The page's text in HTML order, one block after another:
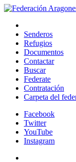
Senderos
Refugios
Documentos
Contactar
Buscar
Federate
Contratación
Carpeta del
Facebook
Twitter
YouTube
Instagram